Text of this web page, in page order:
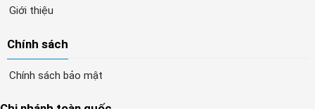
Giới thiệu
Chính sách
Chính sách bảo mật